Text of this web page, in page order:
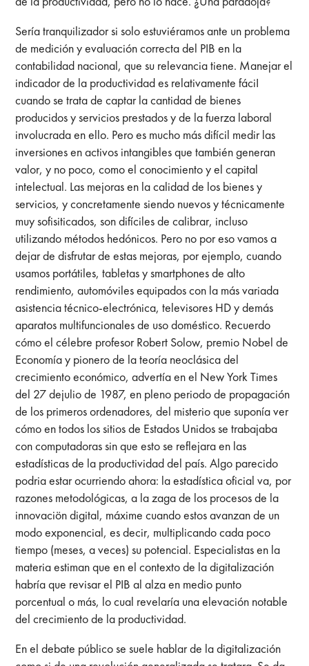
Sería tranquilizador si solo estuviéramos ante un problema
de medición y evaluación correcta del PIB en la
contabilidad nacional, que su relevancia tiene. Manejar el
indicador de la productividad es relativamente fáciI
cuando se trata de captar la cantidad de bienes
producidos y servicios prestados y de la fuerza laboral
involucrada en ello. Pero es mucho más difícil medir las
inversiones en activos intangibles que también generan
valor, y no poco, como el conocimiento y el capital
intelectual. Las mejoras en la calidad de los bienes y
servicios, y concretamente siendo nuevos y técnicamente
muy sofisiticados, son difíciles de calibrar, incluso
utilizando métodos hedónicos. Pero no por eso vamos a
dejar de disfrutar de estas mejoras, por ejemplo, cuando
usamos portátiles, tabletas y smartphones de alto
rendimiento, automóviles equipados con la más variada
asistencia técnico-electrónica, televisores HD y demás
aparatos multifuncionales de uso doméstico. Recuerdo
cómo el célebre profesor Robert Solow, premio Nobel de
Economía y pionero de la teoría neoclásica del
crecimiento económico, advertía en el New York Times
del 27 dejulio de 1987, en pleno periodo de propagación
de los primeros ordenadores, del misterio que suponía ver
cómo en todos los sitios de Estados Unidos se trabajaba
con computadoras sin que esto se reflejara en las
estadísticas de la productividad del país. Algo parecido
podria estar ocurriendo ahora: la estadística oficial va, por
razones metodológicas, a la zaga de los procesos de la
innovaciön digital, máxime cuando estos avanzan de un
modo exponencial, es decir, multiplicando cada poco
tiempo (meses, a veces) su potencial. Especialistas en la
materia estiman que en el contexto de la digitalización
habría que revisar el PIB al alza en medio punto
porcentual o más, lo cual revelaría una elevación notable
del crecimiento de la productividad.
En el debate público se suele hablar de la digitalización